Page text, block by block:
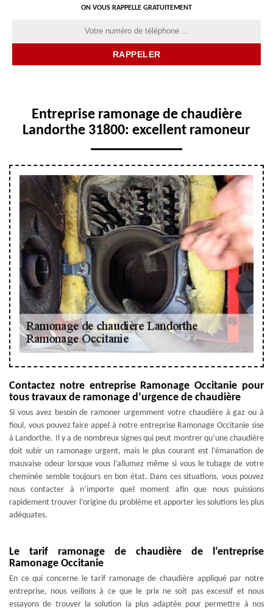
ON VOUS RAPPELLE GRATUITEMENT
Entreprise ramonage de chaudière
Landorthe 31800: excellent ramoneur
Contactez notre entreprise Ramonage Occitanie pour
tous travaux de ramonage d’urgence de chaudière
Si vous avez besoin de ramoner urgemment votre chaudière à gaz ou à
fioul, vous pouvez faire appel à notre entreprise Ramonage Occitanie sise
à Landorthe. Il y a de nombreux signes qui peut montrer qu’une chaudière
doit subir un ramonage urgent, mais le plus courant est l’émanation de
mauvaise odeur lorsque vous l’allumez même si vous le tubage de votre
cheminée semble toujours en bon état. Dans ces situations, vous pouvez
nous contacter à n’importe quel moment afin que nous puissions
rapidement trouver l’origine du problème et apporter les solutions les plus
adéquates.
Le tarif ramonage de chaudière de l’entreprise
Ramonage Occitanie
En ce qui concerne le tarif ramonage de chaudière appliqué par notre
entreprise, nous veillons à ce que le prix ne soit pas excessif et nous
essayons de trouver la solution la plus adaptée pour permettre à nos